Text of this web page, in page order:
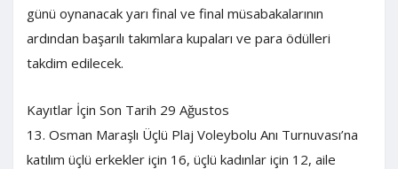
günü oynanacak yarı final ve final müsabakalarının
ardından başarılı takımlara kupaları ve para ödülleri
takdim edilecek.
Kayıtlar İçin Son Tarih 29 Ağustos
13. Osman Maraşlı Üçlü Plaj Voleybolu Anı Turnuvası’na
katılım üçlü erkekler için 16, üçlü kadınlar için 12, aile